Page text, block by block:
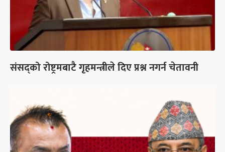
संसद्को रोष्ट्रमबाटै गृहमन्त्रीले दिए प्रश्न नगर्न चेतावनी